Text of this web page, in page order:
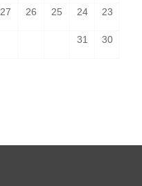
23
24
25
26
27
30
31